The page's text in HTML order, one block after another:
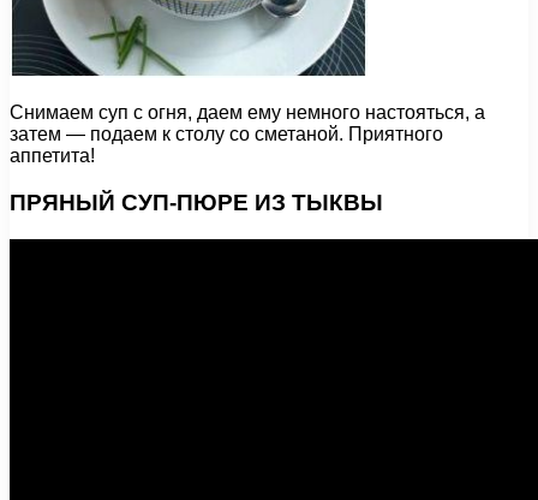
Снимаем суп с огня, даем ему немного настояться, а
затем — подаем к столу со сметаной. Приятного
аппетита!
ПРЯНЫЙ СУП-ПЮРЕ ИЗ ТЫКВЫ